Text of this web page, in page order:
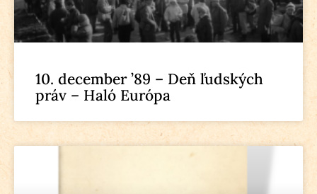
10. december ’89 – Deň ľudských
práv – Haló Európa